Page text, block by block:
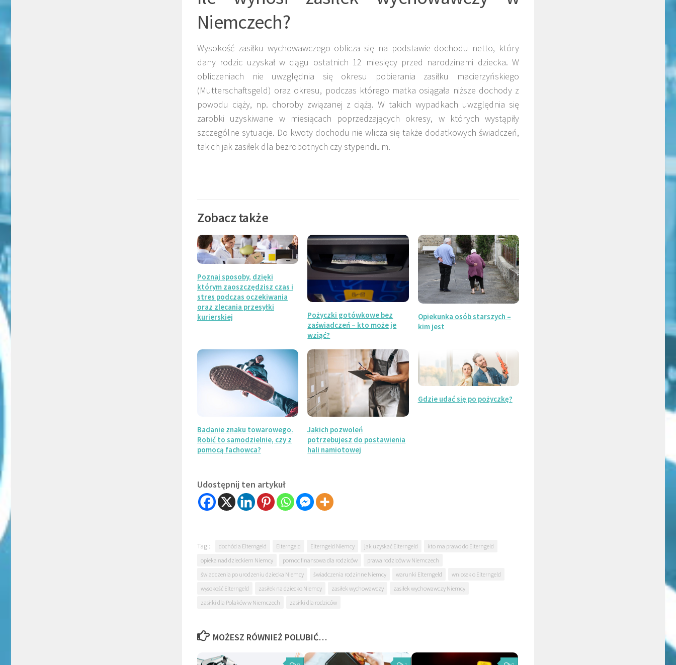
Niemczech?
Wysokość zasiłku wychowawczego oblicza się na podstawie dochodu netto, który
dany rodzic uzyskał w ciągu ostatnich 12 miesięcy przed narodzinami dziecka. W
obliczeniach nie uwzględnia się okresu pobierania zasiłku macierzyńskiego
(Mutterschaftsgeld) oraz okresu, podczas którego matka osiągała niższe dochody z
powodu ciąży, np. choroby związanej z ciążą. W takich wypadkach uwzględnia się
zarobki uzyskiwane w miesiącach poprzedzających okresy, w których wystąpiły
szczególne sytuacje. Do kwoty dochodu nie wlicza się także dodatkowych świadczeń,
takich jak zasiłek dla bezrobotnych czy stypendium.
Zobacz także
Poznaj sposoby, dzięki
którym zaoszczędzisz czas i
stres podczas oczekiwania
oraz zlecania przesyłki
kurierskiej
Pożyczki gotówkowe bez
zaświadczeń – kto może je
wziąć?
Opiekunka osób starszych –
kim jest
Badanie znaku towarowego.
Robić to samodzielnie, czy z
pomocą fachowca?
Jakich pozwoleń
potrzebujesz do postawienia
hali namiotowej
Gdzie udać się po pożyczkę?
Udostępnij ten artykuł
Tagi: dochód a Elterngeld Elterngeld Elterngeld Niemcy jak uzyskać Elterngeld
kto ma prawo do Elterngeld
opieka nad dzieckiem Niemcy
pomoc finansowa dla rodziców
prawa rodziców w Niemczech
świadczenia po urodzeniu dziecka Niemcy
świadczenia rodzinne Niemcy warunki Elterngeld
wniosek o Elterngeld
wysokość Elterngeld
zasiłek na dziecko Niemcy zasiłek wychowawczy
zasiłek wychowawczy Niemcy
zasiłki dla Polaków w Niemczech
zasiłki dla rodziców
MOŻESZ RÓWNIEŻ POLUBIĆ…